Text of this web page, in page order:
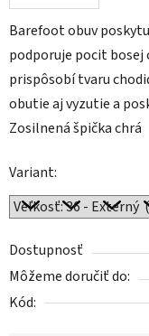
Barefoot obuv
podporuje pocit bosej
prispôsobí tvaru
obutie aj vyzutie a
Zosilnená špička chrá
Variant:
Dostupnosť
Môžeme doručiť do:
Kód: